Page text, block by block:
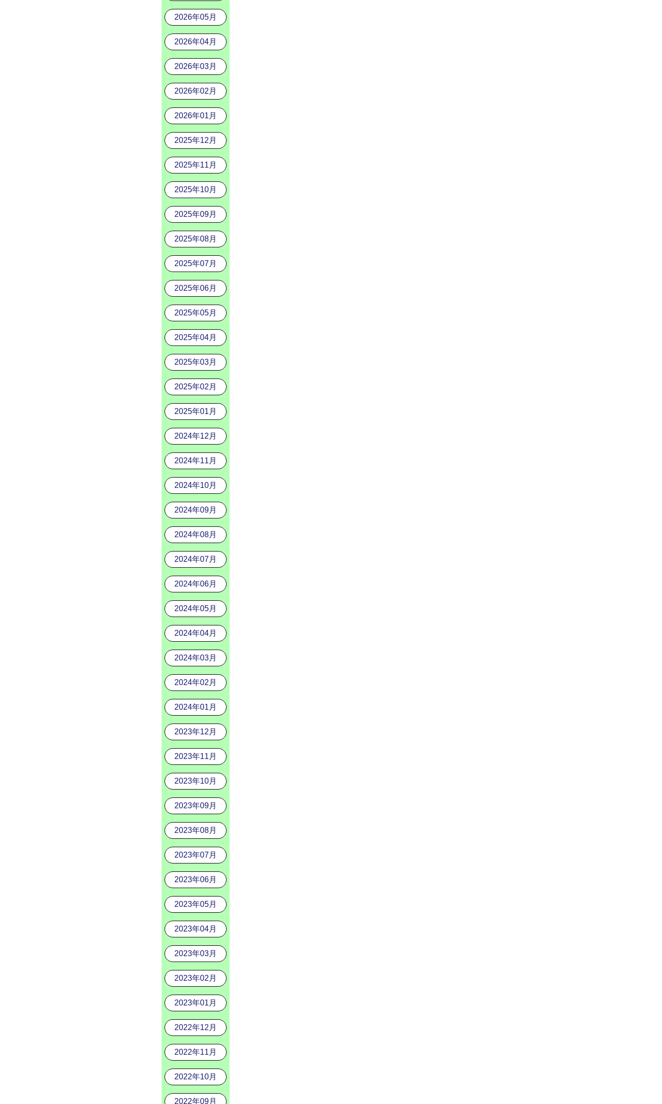
2026年05月
2026年04月
2026年03月
2026年02月
2026年01月
2025年12月
2025年11月
2025年10月
2025年09月
2025年08月
2025年07月
2025年06月
2025年05月
2025年04月
2025年03月
2025年02月
2025年01月
2024年12月
2024年11月
2024年10月
2024年09月
2024年08月
2024年07月
2024年06月
2024年05月
2024年04月
2024年03月
2024年02月
2024年01月
2023年12月
2023年11月
2023年10月
2023年09月
2023年08月
2023年07月
2023年06月
2023年05月
2023年04月
2023年03月
2023年02月
2023年01月
2022年12月
2022年11月
2022年10月
2022年09月